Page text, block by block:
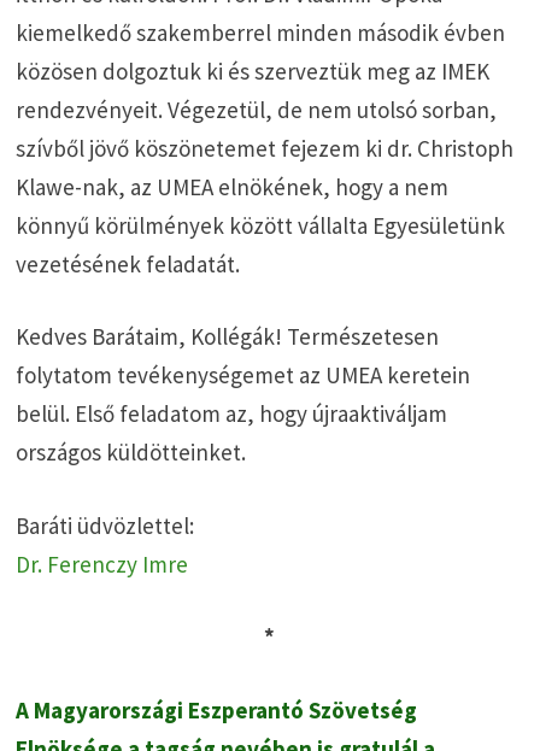
kiemelkedő szakemberrel minden második évben
közösen dolgoztuk ki és szerveztük meg az IMEK
rendezvényeit. Végezetül, de nem utolsó sorban,
szívből jövő köszönetemet fejezem ki dr. Christoph
Klawe-nak, az UMEA elnökének, hogy a nem
könnyű körülmények között vállalta Egyesületünk
vezetésének feladatát.
Kedves Barátaim, Kollégák! Természetesen
folytatom tevékenységemet az UMEA keretein
belül. Első feladatom az, hogy újraaktiváljam
országos küldötteinket.
Baráti üdvözlettel:
Dr. Ferenczy Imre
*
A Magyarországi Eszperantó Szövetség